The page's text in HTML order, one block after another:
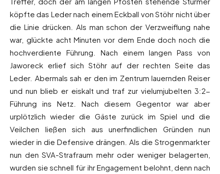
köpfte das Leder nach einem Eckball von Stöhr nicht über
die Linie drücken. Als man schon der Verzweiflung nahe
war, glückte acht Minuten vor dem Ende doch noch die
hochverdiente Führung. Nach einem langen Pass von
Jaworeck erlief sich Stöhr auf der rechten Seite das
Leder. Abermals sah er den im Zentrum lauernden Reiser
und nun blieb er eiskalt und traf zur vielumjubelten 3:2-
Führung ins Netz. Nach diesem Gegentor war aber
urplötzlich wieder die Gäste zurück im Spiel und die
Veilchen ließen sich aus unerfindlichen Gründen nun
wieder in die Defensive drängen. Als die Strogenmarkter
nun den SVA-Strafraum mehr oder weniger belagerten,
wurden sie schnell für ihr Engagement belohnt, denn nach